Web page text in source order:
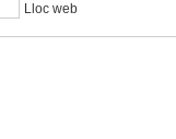
Lloc web